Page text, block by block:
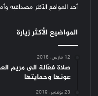
أحد المواقع الأكثر مصداقية
المواضيع الأكثر زيارة
12 مارس، 2018
صلاة فعّالة الى مريم
عونها وحمايتها
23 نوفمبر، 2019